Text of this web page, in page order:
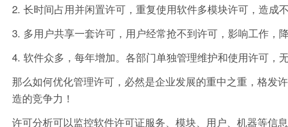
2. 长时间占用并闲置许可，重复使用软件多模块许可，造成
3. 多用户共享一套许可，用户经常抢不到许可，影响工作，
4. 软件众多，每年增加。各部门单独管理维护和使用许可，
那么如何优化管理许可，必然是企业发展的重中之重，格发
造的竞争力！
许可分析可以监控软件许可证服务、模块、用户、机器等信